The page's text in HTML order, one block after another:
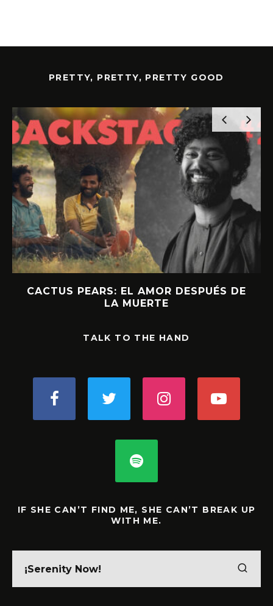
PRETTY, PRETTY, PRETTY GOOD
CACTUS PEARS: EL AMOR DESPUÉS DE
LA MUERTE
TALK TO THE HAND
IF SHE CAN’T FIND ME, SHE CAN’T BREAK UP
WITH ME.